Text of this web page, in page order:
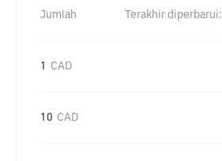
Jumlah Terakhir diperbarui:
1 CAD
10 CAD